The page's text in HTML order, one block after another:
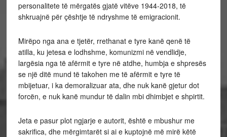
personalitete të mërgatës gjatë vitëve 1944-2018, të
shkruajnë për çështje të ndryshme të emigracionit.
Mirëpo nga ana e tjetër, rrethanat e tyre kanë qenë të
atilla, ku jetesa e lodhshme, komunizmi në vendlidje,
largësia nga të afërmit e tyre në atdhe, humbja e shpresës
se një ditë mund të takohen me të afërmit e tyre të
mbijetuar, i ka demoralizuar ata, dhe nuk kanë gjetur dot
forcën, e nuk kanë mundur të dalin mbi dhimbjet e shpirtit.
Jeta e pasur plot ngjarje e autorit, është e mbushur me
sakrifica, dhe mërgimtarët si ai e kuptojnë më mirë këtë